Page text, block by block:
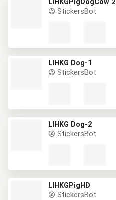
LIHKGPigDogCow 2
StickersBot
LIHKG Dog-1
StickersBot
LIHKG Dog-2
StickersBot
LIHKGPigHD
StickersBot